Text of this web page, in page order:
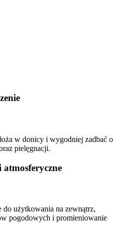
w donicy i wygodniej zadbać o
pielęgnacji.
użytkowania na zewnątrz,
pogodowych i promieniowanie